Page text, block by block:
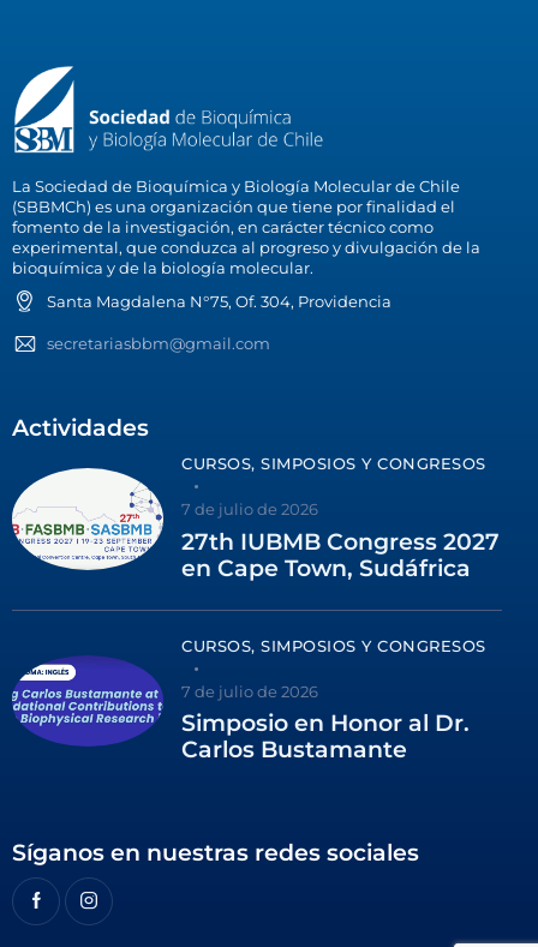
La Sociedad de Bioquímica y Biología Molecular de Chile
(SBBMCh) es una organización que tiene por finalidad el
fomento de la investigación, en carácter técnico como
experimental, que conduzca al progreso y divulgación de la
bioquímica y de la biología molecular.
Santa Magdalena N°75, Of. 304, Providencia
secretariasbbm@gmail.com
Actividades
CURSOS, SIMPOSIOS Y CONGRESOS
7 de julio de 2026
27th IUBMB Congress 2027
en Cape Town, Sudáfrica
CURSOS, SIMPOSIOS Y CONGRESOS
7 de julio de 2026
Simposio en Honor al Dr.
Carlos Bustamante
Síganos en nuestras redes sociales